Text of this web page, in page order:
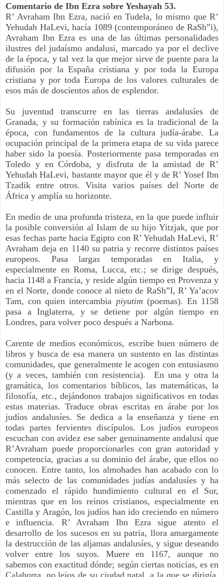
Comentario de Ibn Ezra sobre Yeshayah 53.
R’ Avraham Ibn Ezra, nació en Tudela, lo mismo que R’
Yehudah HaLevi, hacía 1089 (contemporáneo de RaSh”i),
Avraham Ibn Ezra es una de las últimas personalidades
ilustres del judaísmo andalusi, marcado ya por el declive
de la época, y tal vez la que mejor sirve de puente para la
difusión por la España cristiana y por toda la Europa
cristiana y por toda Europa de los valores culturales de
esos más de doscientos años de esplendor.
Su juventud transcurre en las tierras andalusíes de
Granada, y su formación rabínica es la tradicional de la
época, con fundamentos de la cultura judía-árabe. La
ocupación principal de la primera etapa de su vida parece
haber sido la poesía. Posteriormente pasa temporadas en
Toledo y en Córdoba, y disfruta de la amistad de R’
Yehudah HaLevi, bastante mayor que él y de R’ Yosef Ibn
Tzadik entre otros. Visita varios países del Norte de
África y amplía su horizonte.
En medio de una profunda tristeza, en la que puede influir
la posible conversión al Islam de su hijo Yitzjak, que por
esas fechas parte hacia Egipto con R’ Yehudah HaLevi, R’
Avraham deja en 1140 su patria y recorre distintos países
europeos. Pasa largas temporadas en Italia, y
especialmente en Roma, Lucca, etc.; se dirige después,
hacia 1148 a Francia, y reside algún tiempo en Provenza y
en el Norte, donde conoce al nieto de RaSh”I, R’ Ya’acov
Tam, con quien intercambia piyutim (poemas). En 1158
pasa a Inglaterra, y se detiene por algún tiempo en
Londres, para volver poco después a Narbona.
Carente de medios económicos, escribe buen número de
libros y busca de esa manera un sustento en las distintas
comunidades, que generalmente le acogen con entusiasmo
(y a veces, también con resistencia).  En una y otra la
gramática, los comentarios bíblicos, las matemáticas, la
filosofía, etc., dejándonos trabajos significativos en todas
estas materias. Traduce obras escritas en árabe por los
judíos andalusíes. Se dedica a la enseñanza y tiene en
todas partes fervientes discípulos. Los judíos europeos
escuchan con avidez ese saber genuinamente andalusí que
R’Avraham puede proporcionarles con gran autoridad y
competencia, gracias a su dominio del árabe, que ellos no
conocen. Entre tanto, los almohades han acabado con lo
más selecto de las comunidades judías andalusíes y ha
comenzado el rápido hundimiento cultural en el Sur,
mientras que en los reinos cristianos, especialmente en
Castilla y Aragón, los judíos han ido creciendo en número
e influencia. R’ Avraham Ibn Ezra sigue atento el
desarrollo de los sucesos en su patria, llora amargamente
la destrucción de las aljamas andalusíes, y sigue deseando
volver entre los suyos. Muere en 1167, aunque no
sabemos con exactitud dónde; según ciertas noticias, es en
Calahorra, no lejos de su ciudad natal, a la que se dirigía,